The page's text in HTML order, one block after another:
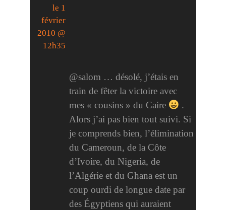
le 1
février
2010 @
12h35
@salom … désolé, j’étais en
train de fêter la victoire avec
mes « cousins » du Caire
.
Alors j’ai pas bien tout suivi. Si
je comprends bien, l’élimination
du Cameroun, de la Côte
d’Ivoire, du Nigeria, de
l’Algérie et du Ghana est un
coup ourdi de longue date par
des Égyptiens qui auraient